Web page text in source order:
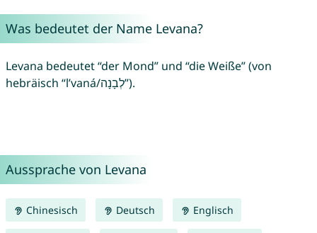
Was bedeutet der Name Levana?
Levana bedeutet “der Mond” und “die Weiße” (von
hebräisch “l’vaná/לְבָנָה”).
Aussprache von Levana
Chinesisch Deutsch Englisch